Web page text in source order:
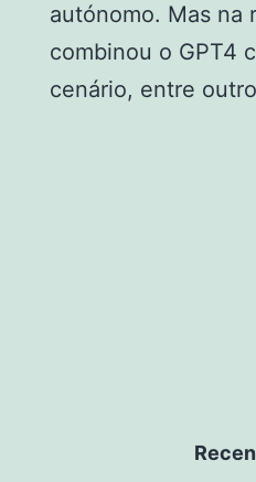
autónomo. Mas na
combinou o GPT4
cenário, entre